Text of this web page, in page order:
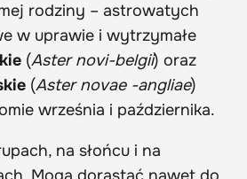
rodziny – astrowatych
w uprawie i wytrzymałe
(Aster novi-belgii) oraz
(Aster novae -angliae)
września i października.
na słońcu i na